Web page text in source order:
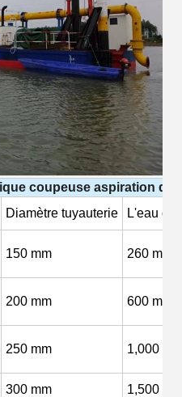
coupeuse aspiration
Diamètre tuyauterie L'eau
150 mm 260 m3/h
200 mm 600 m3/h
250 mm 1,000
300 mm 1,500